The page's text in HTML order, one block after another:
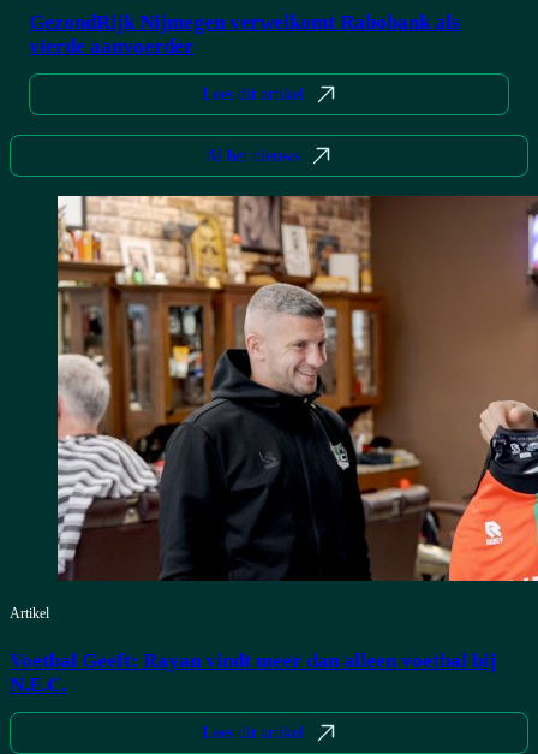
GezondRijk Nijmegen verwelkomt Rabobank als
vierde aanvoerder
Lees dit artikel
Al het nieuws
Artikel
Voetbal Geeft: Rayan vindt meer dan alleen voetbal bij
N.E.C.
Lees dit artikel